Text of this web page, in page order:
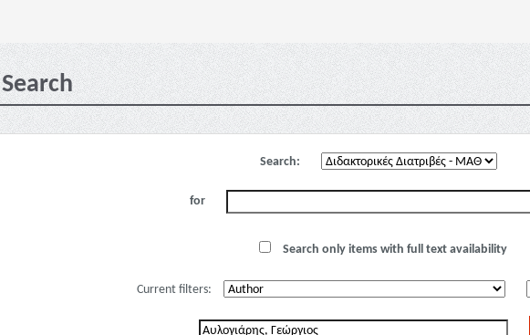
Search
Search:
for
Search only items with full text availability
Current filters: